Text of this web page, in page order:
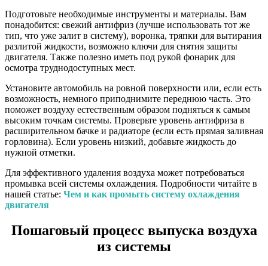
Подготовьте необходимые инструменты и материалы. Вам
понадобится: свежий антифриз (лучше использовать тот же
тип, что уже залит в систему), воронка, тряпки для вытирания
разлитой жидкости, возможно ключи для снятия защиты
двигателя. Также полезно иметь под рукой фонарик для
осмотра труднодоступных мест.
Установите автомобиль на ровной поверхности или, если есть
возможность, немного приподнимите переднюю часть. Это
поможет воздуху естественным образом подняться к самым
высоким точкам системы. Проверьте уровень антифриза в
расширительном бачке и радиаторе (если есть прямая заливная
горловина). Если уровень низкий, добавьте жидкость до
нужной отметки.
Для эффективного удаления воздуха может потребоваться
промывка всей системы охлаждения. Подробности читайте в
нашей статье: Чем и как промыть систему охлаждения
двигателя
Пошаговый процесс выпуска воздуха
из системы